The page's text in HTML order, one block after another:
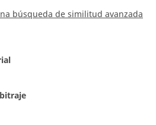
búsqueda de similitud avanzada